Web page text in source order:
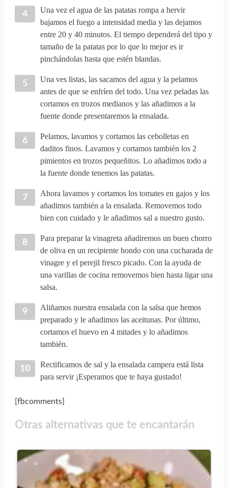
Una vez el agua de las patatas rompa a hervir
bajamos el fuego a intensidad media y las dejamos
entre 20 y 40 minutos. El tiempo dependerá del tipo y
tamaño de la patatas por lo que lo mejor es ir
pinchándolas hasta que estén blandas.
Una ves listas, las sacamos del agua y la pelamos
antes de que se enfríen del todo. Una vez peladas las
cortamos en trozos medianos y las añadimos a la
fuente donde presentaremos la ensalada.
Pelamos, lavamos y cortamos las cebolletas en
daditos finos. Lavamos y cortamos también los 2
pimientos en trozos pequeñitos. Lo añadimos todo a
la fuente donde tenemos las patatas.
Ahora lavamos y cortamos los tomates en gajos y los
añadimos también a la ensalada. Removemos todo
bien con cuidado y le añadimos sal a nuestro gusto.
Para preparar la vinagreta añadiremos un buen chorro
de oliva en un recipiente hondo con una cucharada de
vinagre y el perejil fresco picado. Con la ayuda de
una varillas de cocina removemos bien hasta ligar una
salsa.
Aliñamos nuestra ensalada con la salsa que hemos
preparado y le añadimos las aceitunas. Por último,
cortamos el huevo en 4 mitades y lo añadimos
también.
Rectificamos de sal y la ensalada campera está lista
para servir ¡Esperamos que te haya gustado!
[fbcomments]
Otras alternativas que te encantarán